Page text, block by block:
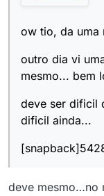
ow tio, da uma
outro dia vi
mesmo... bem
deve ser dificil
dificil ainda...
deve mesmo…no